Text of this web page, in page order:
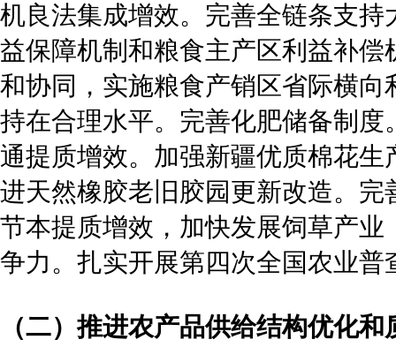
机良法集成增效。完善全链条支
益保障机制和粮食主产区利益补
和协同，实施粮食产销区省际横
持在合理水平。完善化肥储备制
通提质增效。加强新疆优质棉花
进天然橡胶老旧胶园更新改造。
节本提质增效，加快发展饲草产
争力。扎实开展第四次全国农业普
（二）推进农产品供给结构优化